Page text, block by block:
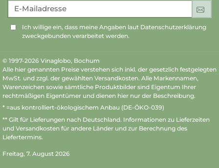
E-Mailadresse
Ich willige ein, dass meine Angaben laut Datenschutzerklärung
zweckgebunden verarbeitet werden.
© 1997-2026 Vinaglobo, Bochum
Alle hier genannten Preise verstehen sich inkl. der gesetzlich festgelegten
MwSt. und zzgl. der gewählten Versandkosten. Alle Markennamen,
Warenzeichen sowie sämtliche Produktbilder sind Eigentum Ihrer
rechtmäßigen Eigentümer und dienen hier nur der Beschreibung.
* =aus kontrolliert-ökologischem Anbau (DE-ÖKO-039)
** Gilt für Lieferungen nach Deutschland. Informationen zu Lieferzeiten
und Versandkosten für andere Länder und zur Berechnung des
Liefertermins.
Freitag, 7. August 2026